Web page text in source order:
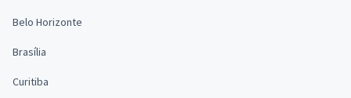
Belo Horizonte
Brasília
Curitiba